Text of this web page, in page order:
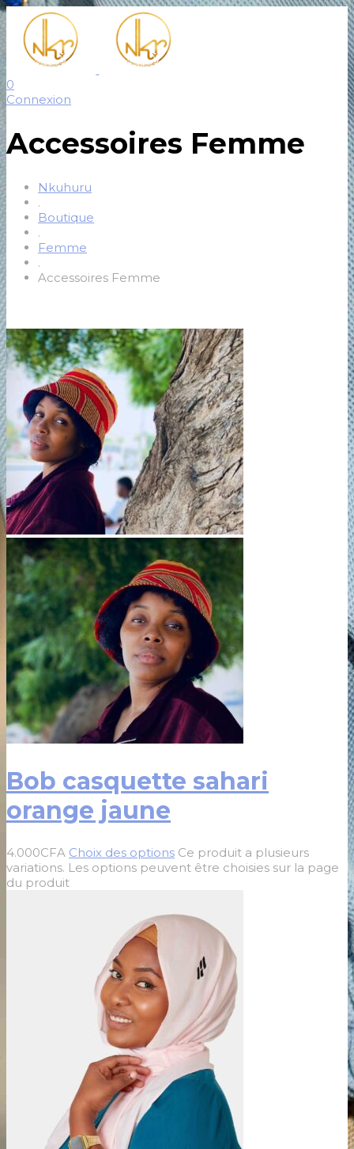
0
Connexion
Accessoires Femme
Nkuhuru
.
Boutique
.
Femme
.
Accessoires Femme
Bob casquette sahari
orange jaune
4.000CFA Choix des options Ce produit a plusieurs
variations. Les options peuvent être choisies sur la page
du produit